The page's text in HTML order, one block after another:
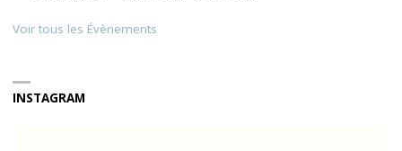
Voir tous les Évènements
INSTAGRAM